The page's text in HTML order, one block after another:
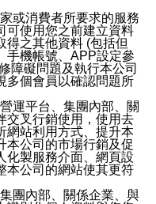
或消費者所要求的服務
可使用您之前建立資料
得之其他資料 (包括但
手機帳號、APP設定參
障礙問題及執行本公司
多個會員以確認問題所
運平台、集團內部、關
交叉行銷使用，使用去
網站利用方式、提升本
本公司的市場行銷及促
化製服務介面、網頁設
本公司的網站使其更符
團內部、關係企業、與